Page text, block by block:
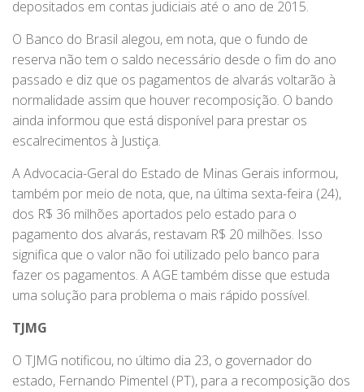
depositados em contas judiciais até o ano de 2015.
O Banco do Brasil alegou, em nota, que o fundo de
reserva não tem o saldo necessário desde o fim do ano
passado e diz que os pagamentos de alvarás voltarão à
normalidade assim que houver recomposição. O bando
ainda informou que está disponível para prestar os
escalrecimentos à Justiça.
A Advocacia-Geral do Estado de Minas Gerais informou,
também por meio de nota, que, na última sexta-feira (24),
dos R$ 36 milhões aportados pelo estado para o
pagamento dos alvarás, restavam R$ 20 milhões. Isso
significa que o valor não foi utilizado pelo banco para
fazer os pagamentos. A AGE também disse que estuda
uma solução para problema o mais rápido possível.
TJMG
O TJMG notificou, no último dia 23, o governador do
estado, Fernando Pimentel (PT), para a recomposição dos